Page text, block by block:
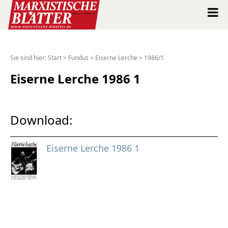
Shop
Abo
Spenden
Sie sind hier:Start > Fundus > Eiserne Lerche > 1986/1
Eiserne Lerche 1986 1
Download:
Eiserne Lerche 1986 1